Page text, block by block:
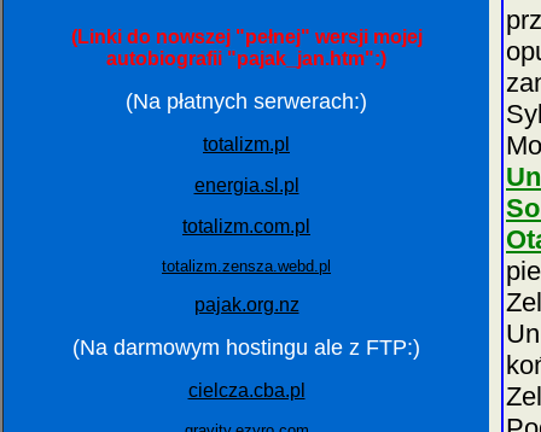
(Linki do nowszej "pełnej" wersji mojej
autobiografii "pajak_jan.htm":)
(Na płatnych serwerach:)
totalizm.pl
energia.sl.pl
totalizm.com.pl
totalizm.zensza.webd.pl
pajak.org.nz
(Na darmowym hostingu ale z FTP:)
cielcza.cba.pl